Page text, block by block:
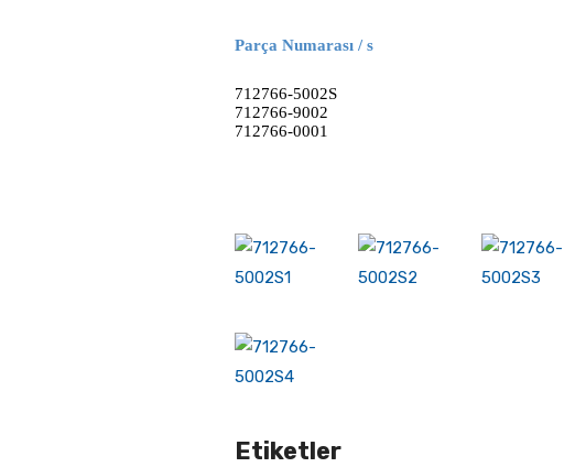
Parça Numarası / s
712766-5002S
712766-9002
712766-0001
Etiketler